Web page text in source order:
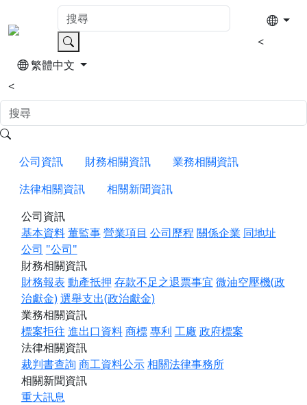
<
繁體中文
<
公司資訊 財務相關資訊
業務相關資訊
法律相關資訊
相關新聞資訊
公司資訊
基本資料董監事營業項目 公司歷程 關係企業 同地址
公司 "公司"
財務相關資訊
財務報表 動產抵押 存款不足之退票事宜 微油空壓機(政
治獻金)選舉支出(政治獻金)
業務相關資訊
標案拒往 進出口資料商標專利 工廠 政府標案
法律相關資訊
裁判書查詢 商工資料公示相關法律事務所
相關新聞資訊
重大訊息